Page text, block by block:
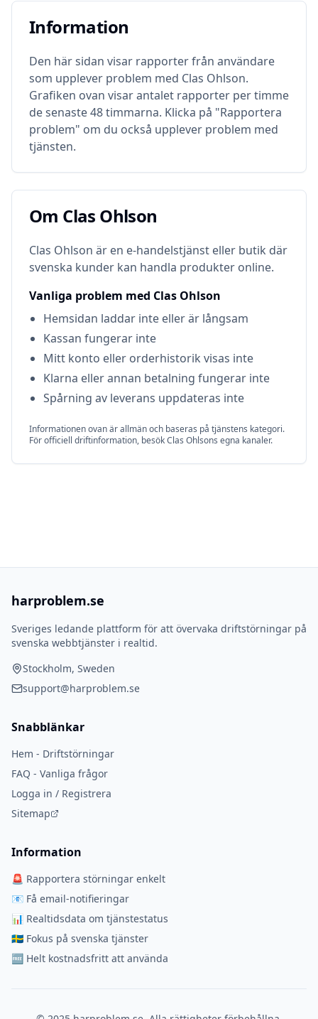
Information
Information
Den här sidan visar rapporter från användare
som upplever problem med Clas Ohlson.
Grafiken ovan visar antalet rapporter per timme
de senaste 48 timmarna. Klicka på "Rapportera
problem" om du också upplever problem med
tjänsten.
Om
Om Clas Ohlson
Clas Ohlson är en e-handelstjänst eller butik där
svenska kunder kan handla produkter online.
Vanliga problem med Clas Ohlson
Hemsidan laddar inte eller är långsam
Kassan fungerar inte
Mitt konto eller orderhistorik visas inte
Klarna eller annan betalning fungerar inte
Spårning av leverans uppdateras inte
Informationen ovan är allmän och baseras på tjänstens kategori.
För officiell driftinformation, besökClas Ohlsons egna kanaler.
harproblem.se
Sveriges ledande plattform för att övervaka driftstörningar på
svenska webbtjänster i realtid.
Stockholm, Sweden
support@harproblem.se
Snabblänkar
Hem - Driftstörningar
FAQ - Vanliga frågor
Logga in / Registrera
Sitemap
Information
🚨 Rapportera störningar enkelt
📧 Få email-notifieringar
📊 Realtidsdata om tjänstestatus
🇸🇪 Fokus på svenska tjänster
🆓 Helt kostnadsfritt att använda